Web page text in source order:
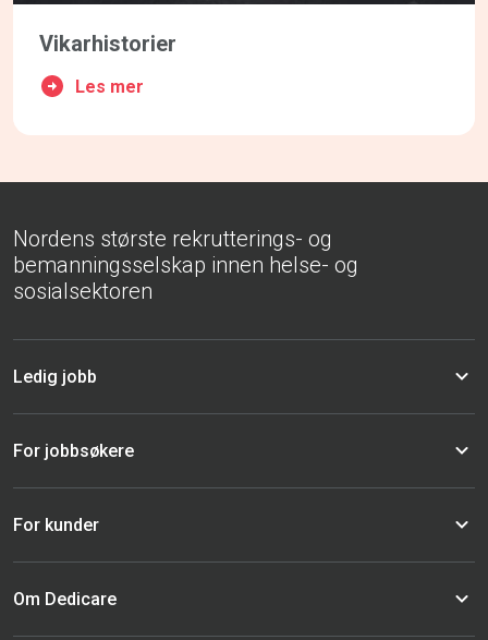
Vikarhistorier
Les mer
Nordens største rekrutterings- og
bemanningsselskap innen helse- og
sosialsektoren
Ledig jobb
For jobbsøkere
For kunder
Om Dedicare